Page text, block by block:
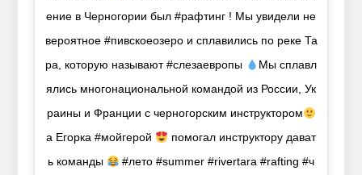
ение в Черногории был #рафтинг ! Мы увидели не
вероятное #пивскоеозеро и сплавились по реке Та
ра, которую называют #слезаевропы
Мы сплавл
ялись многонациональной командой из России, Ук
раины и Франции с черногорским инструктором
а Егорка #мойгерой
помогал инструктору дават
ь команды
#лето #summer #rivertara #rafting #ч